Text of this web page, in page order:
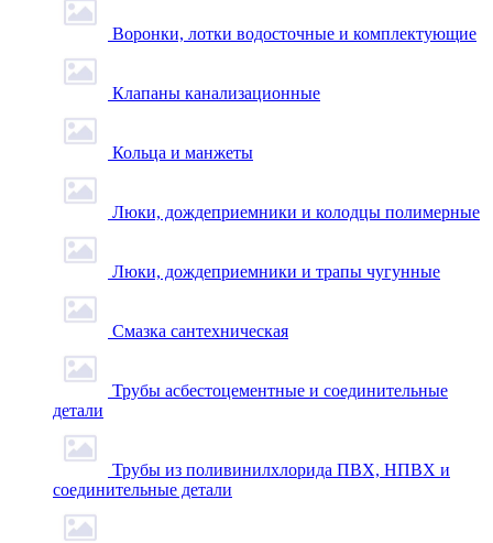
Воронки, лотки водосточные и комплектующие
Клапаны канализационные
Кольца и манжеты
Люки, дождеприемники и колодцы полимерные
Люки, дождеприемники и трапы чугунные
Смазка сантехническая
Трубы асбестоцементные и соединительные
детали
Трубы из поливинилхлорида ПВХ, НПВХ и
соединительные детали